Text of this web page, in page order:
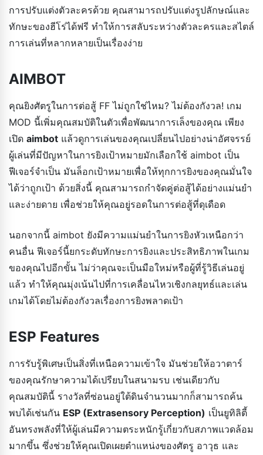
การปรับแต่งตัวละครด้วย คุณสามารถปรับแต่งรูปลักษณ์และ
ทักษะของฮีโร่ได้ฟรี ทำให้การสลับระหว่างตัวละครและสไตล์
การเล่นที่หลากหลายเป็นเรื่องง่าย
AIMBOT
คุณยิงศัตรูในการต่อสู้ FF ไม่ถูกใช่ไหม? ไม่ต้องกังวล! เกม
MOD นี้เพิ่มคุณสมบัติในตัวเพื่อพัฒนาการเล็งของคุณ เพียง
เปิด aimbot แล้วดูการเล่นของคุณเปลี่ยนไปอย่างน่าอัศจรรย์
ผู้เล่นที่มีปัญหาในการยิงเป้าหมายมักเลือกใช้ aimbot เป็น
ฟีเจอร์จำเป็น มันล็อกเป้าหมายเพื่อให้ทุกการยิงของคุณมั่นใจ
ได้ว่าถูกเป้า ด้วยสิ่งนี้ คุณสามารถกำจัดคู่ต่อสู้ได้อย่างแม่นยำ
และง่ายดาย เพื่อช่วยให้คุณอยู่รอดในการต่อสู้ที่ดุเดือด
นอกจากนี้ aimbot ยังมีความแม่นยำในการยิงหัวเหนือกว่า
คนอื่น ฟีเจอร์นี้ยกระดับทักษะการยิงและประสิทธิภาพในเกม
ของคุณไปอีกขั้น ไม่ว่าคุณจะเป็นมือใหม่หรือผู้ที่รู้วิธีเล่นอยู่
แล้ว ทำให้คุณมุ่งเน้นไปที่การเคลื่อนไหวเชิงกลยุทธ์และเล่น
เกมได้โดยไม่ต้องกังวลเรื่องการยิงพลาดเป้า
ESP Features
การรับรู้พิเศษเป็นสิ่งที่เหนือความเข้าใจ มันช่วยให้อวาตาร์
ของคุณรักษาความได้เปรียบในสนามรบ เช่นเดียวกับ
คุณสมบัตินี้ รางวัลที่ซ่อนอยู่ใต้ดินจำนวนมากก็สามารถค้น
พบได้เช่นกัน ESP (Extrasensory Perception) เป็นยูทิลิตี้
อันทรงพลังที่ให้ผู้เล่นมีความตระหนักรู้เกี่ยวกับสภาพแวดล้อม
มากขึ้น ซึ่งช่วยให้คุณเปิดเผยตำแหน่งของศัตรู อาวุธ และ